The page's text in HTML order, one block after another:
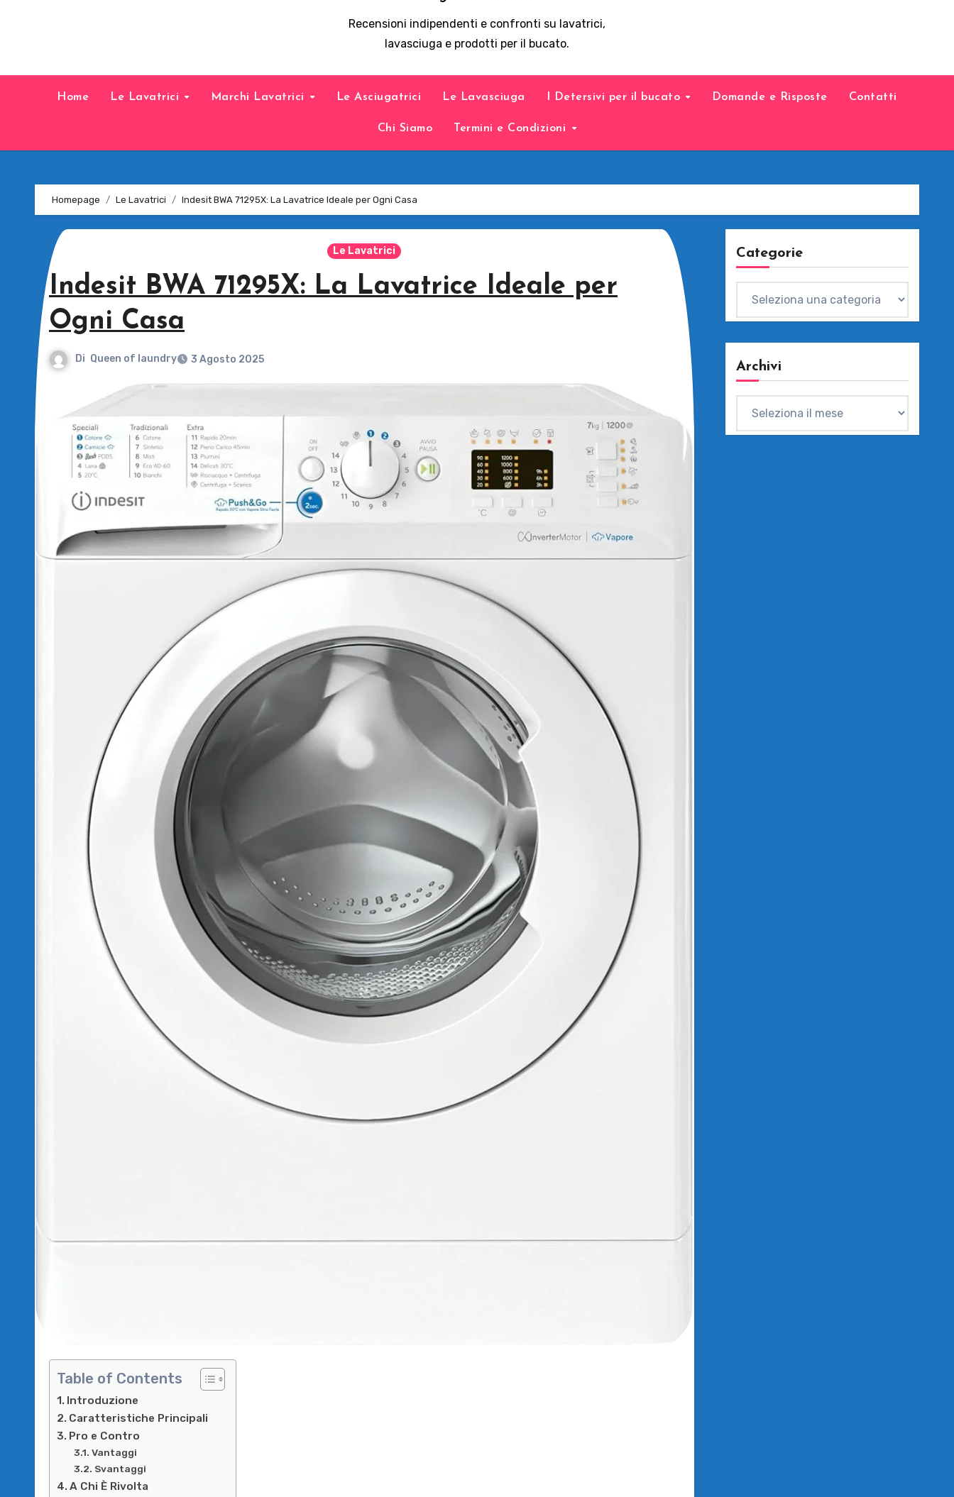
Recensioni indipendenti e confronti su lavatrici,
lavasciuga e prodotti per il bucato.
Home Le Lavatrici Marchi Lavatrici Le Asciugatrici Le Lavasciuga I Detersivi per il bucato Domande e Risposte Contatti
Chi Siamo Termini e Condizioni
Homepage Le Lavatrici Indesit BWA 71295X: La Lavatrice Ideale per Ogni Casa
Le Lavatrici
Indesit BWA 71295X: La Lavatrice Ideale per
Ogni Casa
Di Queen of laundry 3 Agosto 2025
Table of Contents
Introduzione
Caratteristiche Principali
Pro e Contro
Vantaggi
Svantaggi
A Chi È Rivolta
Categorie
Archivi